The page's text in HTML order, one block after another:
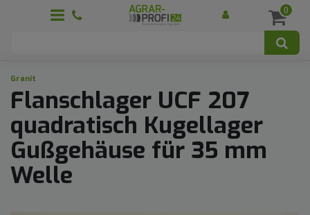
0
Granit
Flanschlager UCF 207
quadratisch Kugellager
Gußgehäuse für 35 mm
Welle